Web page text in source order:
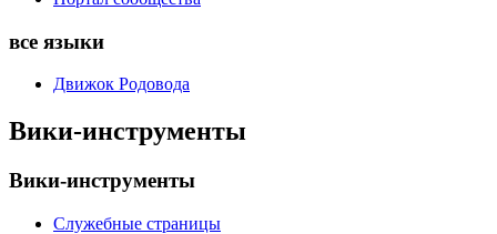
все языки
Движок Родовода
Вики-инструменты
Вики-инструменты
Служебные страницы